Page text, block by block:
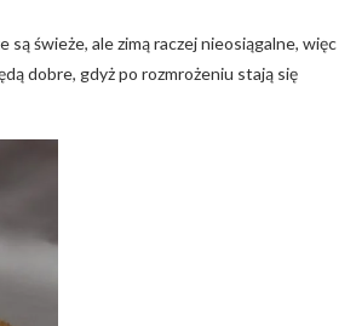
świeże, ale zimą raczej nieosiągalne, więc
dobre, gdyż po rozmrożeniu stają się